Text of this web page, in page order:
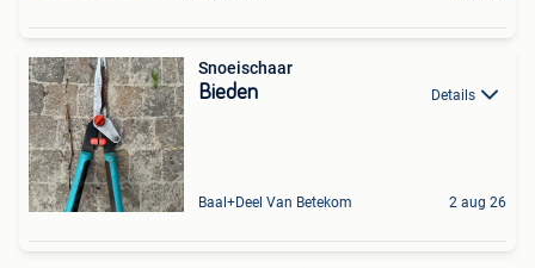
Snoeischaar
Bieden Details
Baal+Deel Van Betekom 2 aug 26